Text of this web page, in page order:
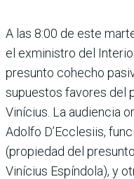
A las 8:00 de este
el exministro del
presunto cohecho
supuestos favores del
Vinícius. La audiencia
Adolfo D’Ecclesiis,
(propiedad del
Vinícius Espíndola), y